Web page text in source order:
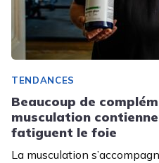
TENDANCES
Beaucoup de
musculation
fatiguent le foie
La musculation